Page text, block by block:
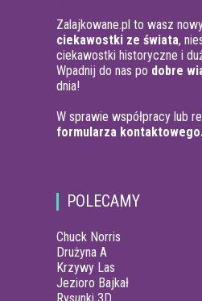
Zalajkowane.pl to wasz
ciekawostki ze świata,
ciekawostki historyczne i
Wpadnij do nas po dobre
dnia!
W sprawie współpracy lub
formularza
POLECAMY
Chuck Norris
Drużyna A
Krzywy Las
Jezioro Bajkał